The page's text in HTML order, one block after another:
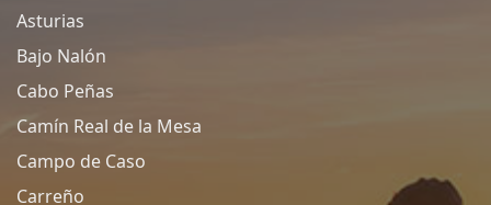
Asturias
Bajo Nalón
Cabo Peñas
Camín Real de la Mesa
Campo de Caso
Carreño